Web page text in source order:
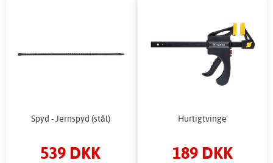
Spyd - Jernspyd (stål)
539 DKK
Hurtigtvinge
189 DKK